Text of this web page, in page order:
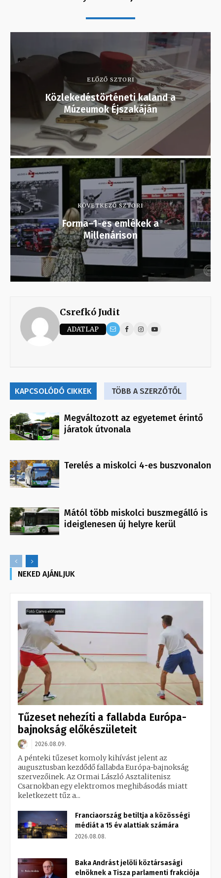
ELŐZŐ SZTORI
Közlekedéstörténeti kaland a
Múzeumok Éjszakáján
KÖVETKEZŐ SZTORI
Forma–1-es emlékek a
Millenárison
Csrefkó Judit
ADATLAP
KAPCSOLÓDÓ CIKKEK TÖBB A SZERZŐTŐL
Megváltozott az egyetemet érintő
járatok útvonala
Terelés a miskolci 4-es buszvonalon
Mától több miskolci buszmegálló is
ideiglenesen új helyre kerül
NEKED AJÁNLJUK
Tűzeset nehezíti a fallabda Európa-
bajnokság előkészületeit
2026.08.09.
A pénteki tűzeset komoly kihívást jelent az
augusztusban kezdődő fallabda Európa-bajnokság
szervezőinek. Az Ormai László Asztalitenisz
Csarnokban egy elektromos meghibásodás miatt
keletkezett tűz a...
Franciaország betiltja a közösségi
médiát a 15 év alattiak számára
2026.08.08.
Baka Andrást jelöli köztársasági
elnöknek a Tisza parlamenti frakciója